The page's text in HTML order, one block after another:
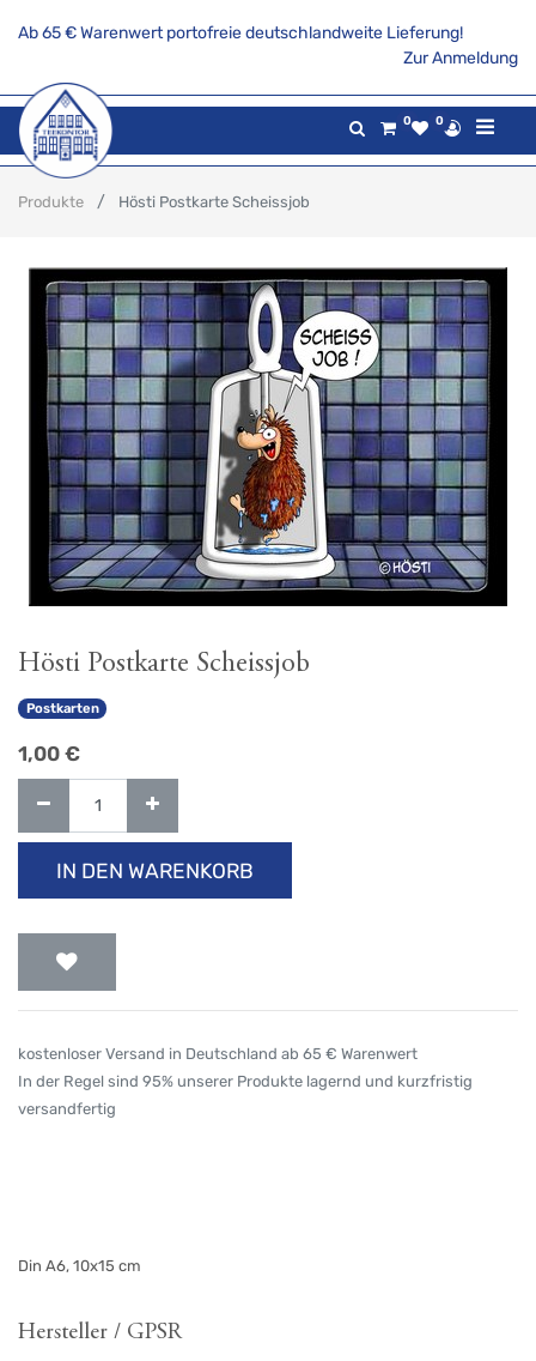
Ab 65 € Warenwert portofreie deutschlandweite Lieferung!
Zur Anmeldung
0 0
Produkte Hösti Postkarte Scheissjob
Hösti Postkarte Scheissjob
Postkarten
1,00 €
IN DEN WARENKORB
kostenloser Versand in Deutschland ab 65 € Warenwert
In der Regel sind 95% unserer Produkte lagernd und kurzfristig
versandfertig
Din A6, 10x15 cm
Hersteller / GPSR